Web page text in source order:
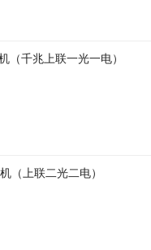
（千兆上联一光一电）
（上联二光二电）